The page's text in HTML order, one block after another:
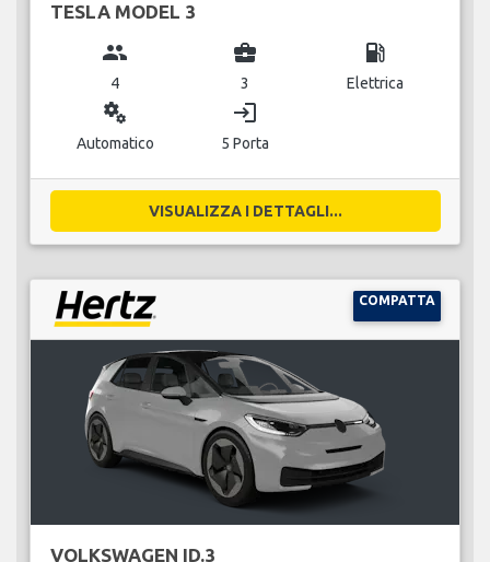
TESLA MODEL 3
group
4
business_center
3
local_gas_station
Elettrica
miscellaneous_services
Automatico
login
5 Porta
VISUALIZZA I DETTAGLI...
COMPATTA
VOLKSWAGEN ID.3